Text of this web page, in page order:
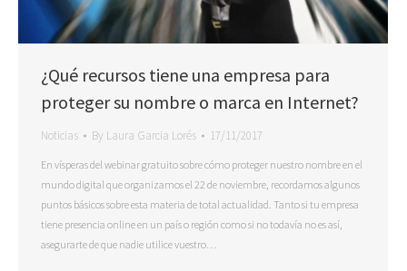
¿Qué recursos tiene una empresa para
proteger su nombre o marca en Internet?
Noticias By Laura Garcia Lorés 17/11/2017
En vísperas del webinar gratuito sobre cómo proteger nuestro nombre en el
mundo digital que organizamos el 22 de noviembre, recordamos algunos
puntos básicos sobre esta materia de total actualidad. Tanto si tu empresa
tiene presencia online en un país o región como si no todavía no es así,
asegurarte de que nadie utilice vuestro…